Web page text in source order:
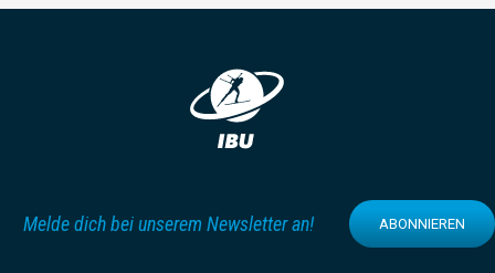
Melde dich bei unserem Newsletter an! ABONNIEREN